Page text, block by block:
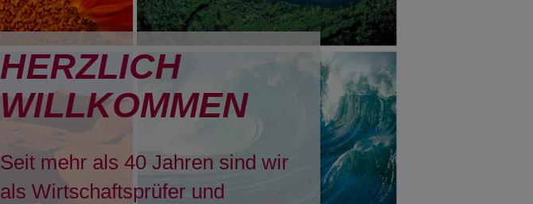
HERZLICH
WILLKOMMEN
Seit mehr als 40 Jahren sind wir
als Wirtschaftsprüfer und